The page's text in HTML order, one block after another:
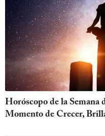
Horóscopo de la Semana
Momento de Crecer,